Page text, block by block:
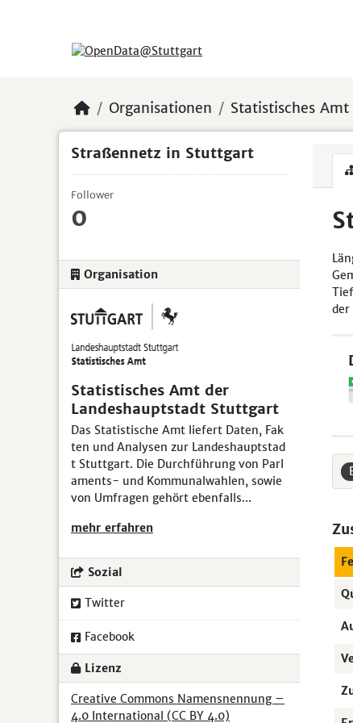
Organisationen Statistisches Amt
Straßennetz in Stuttgart
Follower
0
Organisation
Statistisches Amt der
Landeshauptstadt Stuttgart
Das Statistische Amt liefert Daten, Fak
ten und Analysen zur Landeshauptstad
t Stuttgart. Die Durchführung von Parl
aments- und Kommunalwahlen, sowie
von Umfragen gehört ebenfalls...
mehr erfahren
Sozial
Twitter
Facebook
Lizenz
Creative Commons Namensnennung –
4.0 International (CC BY 4.0)
der